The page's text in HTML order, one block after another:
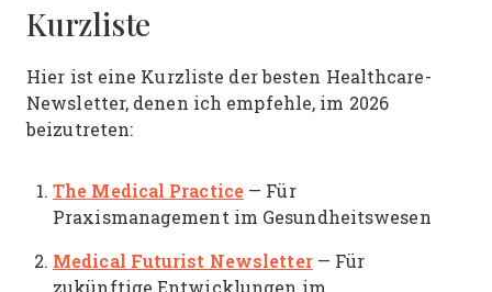
Kurzliste
Hier ist eine Kurzliste der besten Healthcare-
Newsletter, denen ich empfehle, im 2026
beizutreten:
The Medical Practice — Für
Praxismanagement im Gesundheitswesen
Medical Futurist Newsletter— Für
zukünftige Entwicklungen im